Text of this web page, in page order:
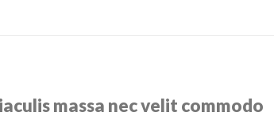
massa nec velit commodo